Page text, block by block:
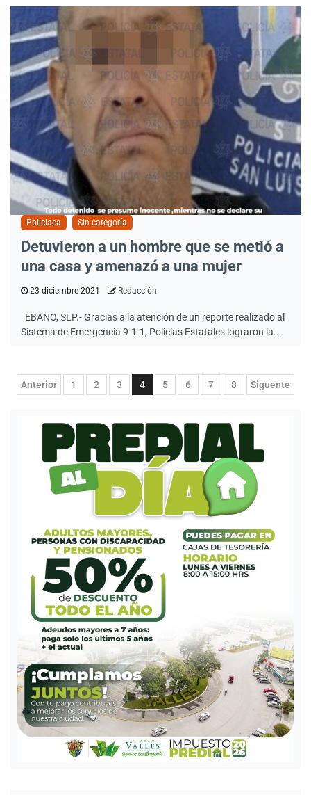
Policiaca Sin categoría
Detuvieron a un hombre que se metió a
una casa y amenazó a una mujer
23 diciembre 2021 Redacción
ÉBANO, SLP.- Gracias a la atención de un reporte realizado al
Sistema de Emergencia 9-1-1, Policías Estatales lograron la...
Paginación
entradas
Anterior 1 2 3 4 5 6 7 8 Siguente